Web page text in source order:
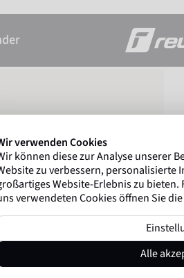
verwenden Cookies
können diese zur Analyse unserer
zu verbessern, personalisierte
Website-Erlebnis zu
verwendeten Cookies öffnen Sie
Alle